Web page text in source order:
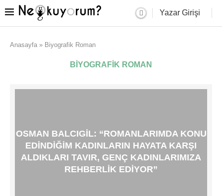
Yazar Girişi
Anasayfa » Biyografik Roman
BIYOGRAFIK ROMAN
OSMAN BALCIGIL: “ROMANLARIMDA KONU
EDINDIĞIM KADINLARIN HAYATA KARŞI
ALDIKLARI TAVIR, GENÇ KADINLARIMIZA
REHBERLIK EDIYOR”